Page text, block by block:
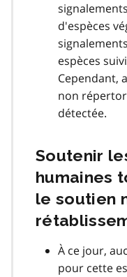
d'espèces
espèces
Cependant,
non
détectée.
Soutenir
humaines
le soutien
À ce jour,
pour cette